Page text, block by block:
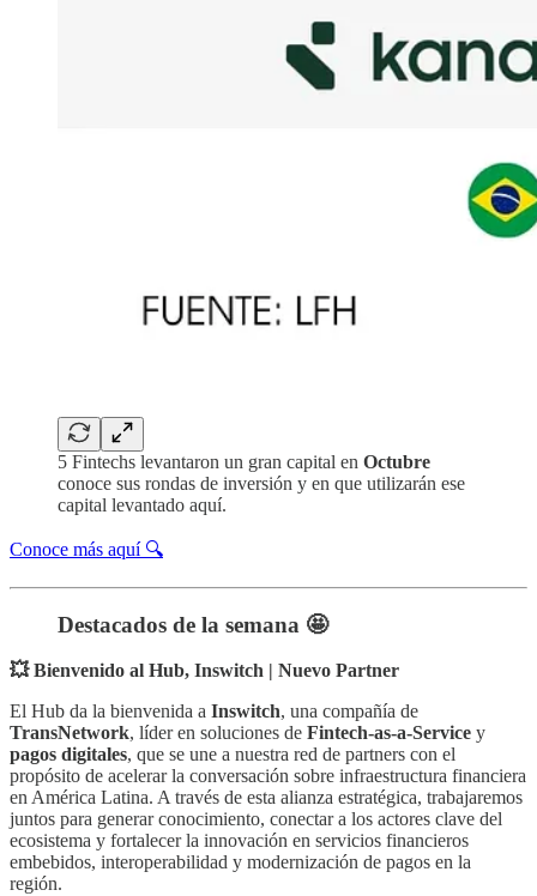
5 Fintechs levantaron un gran capital en Octubre
conoce sus rondas de inversión y en que utilizarán ese
capital levantado aquí.
Conoce más aquí 🔍
Destacados de la semana 🤩
💥 Bienvenido al Hub, Inswitch | Nuevo Partner
El Hub da la bienvenida a Inswitch, una compañía de
TransNetwork, líder en soluciones de Fintech-as-a-Service y
pagos digitales, que se une a nuestra red de partners con el
propósito de acelerar la conversación sobre infraestructura financiera
en América Latina. A través de esta alianza estratégica, trabajaremos
juntos para generar conocimiento, conectar a los actores clave del
ecosistema y fortalecer la innovación en servicios financieros
embebidos, interoperabilidad y modernización de pagos en la
región.